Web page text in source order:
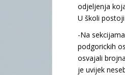
odjeljenja
U školi
-Na
podgorickih
osvajali
je uvijek